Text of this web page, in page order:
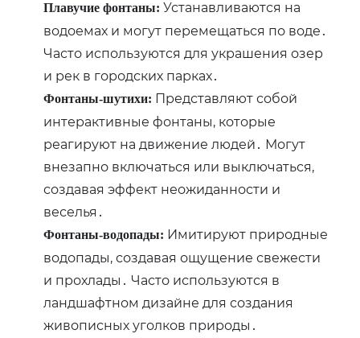
Плавучие фонтаны: Устанавливаются на
водоемах и могут перемещаться по воде․
Часто используются для украшения озер
и рек в городских парках․
Фонтаны-шутихи: Представляют собой
интерактивные фонтаны‚ которые
реагируют на движение людей․ Могут
внезапно включаться или выключаться‚
создавая эффект неожиданности и
веселья․
Фонтаны-водопады: Имитируют природные
водопады‚ создавая ощущение свежести
и прохлады․ Часто используются в
ландшафтном дизайне для создания
живописных уголков природы․